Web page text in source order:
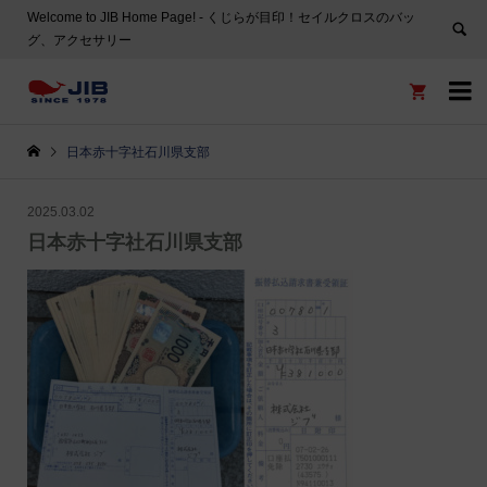
Welcome to JIB Home Page! ‐ くじらが目印！セイルクロスのバッ
グ、アクセサリー


日本赤十字社石川県支部
2025.03.02
日本赤十字社石川県支部